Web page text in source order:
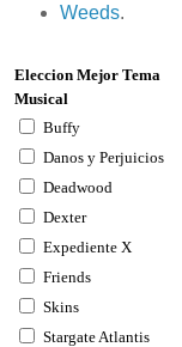
Weeds.
Eleccion Mejor Tema
Musical
Buffy
Danos y Perjuicios
Deadwood
Dexter
Expediente X
Friends
Skins
Stargate Atlantis